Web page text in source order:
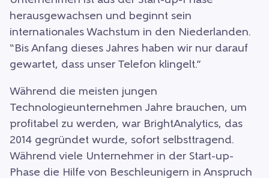
herausgewachsen und beginnt sein
internationales Wachstum in den Niederlanden.
“Bis Anfang dieses Jahres haben wir nur darauf
gewartet, dass unser Telefon klingelt.”
Während die meisten jungen
Technologieunternehmen Jahre brauchen, um
profitabel zu werden, war BrightAnalytics, das
2014 gegründet wurde, sofort selbsttragend.
Während viele Unternehmer in der Start-up-
Phase die Hilfe von Beschleunigern in Anspruch